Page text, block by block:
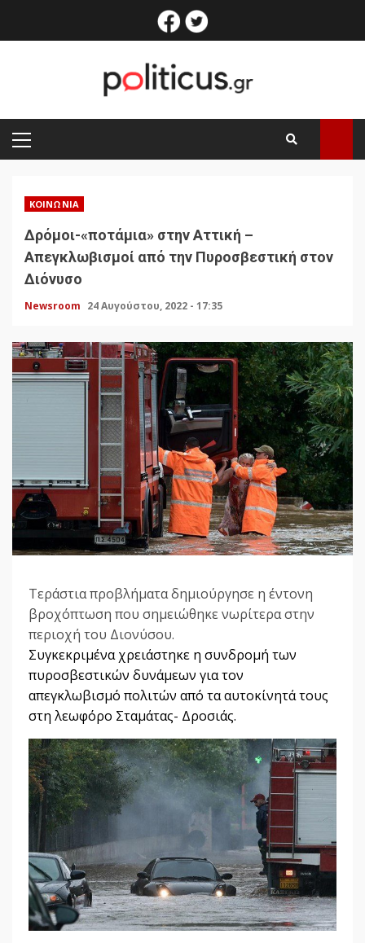
facebook
PRIMARY
MENU
ΚΟΙΝΩΝΊΑ
Δρόμοι-«ποτάμια» στην Αττική –
Απεγκλωβισμοί από την Πυροσβεστική στον
Διόνυσο
Newsroom 24 Αυγούστου, 2022 - 17:35
Τεράστια προβλήματα δημιούργησε η έντονη
βροχόπτωση που σημειώθηκε νωρίτερα στην
περιοχή του Διονύσου.
Συγκεκριμένα χρειάστηκε η συνδρομή των
πυροσβεστικών δυνάμεων για τον
απεγκλωβισμό πολιτών από τα αυτοκίνητά τους
στη λεωφόρο Σταμάτας- Δροσιάς.